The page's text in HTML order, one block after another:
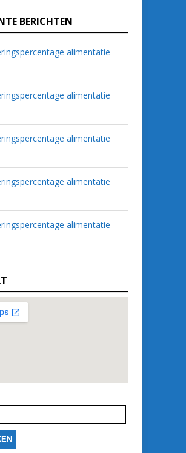
BERICHTEN
alimentatie
alimentatie
alimentatie
alimentatie
alimentatie